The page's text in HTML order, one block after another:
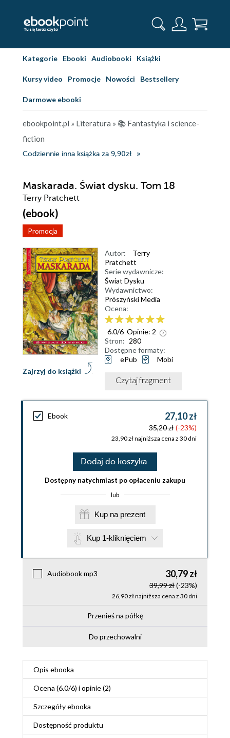
Kategorie Ebooki Audiobooki Książki
Kursy video Promocje Nowości Bestsellery
Darmowe ebooki
ebookpoint.pl » Literatura » 📚 Fantastyka i science-
fiction
Codziennie inna książka za 9,90zł
Maskarada. Świat dysku. Tom 18
Terry Pratchett
(ebook)
Promocja
Zajrzyj do książki
Autor:
Terry
Pratchett
Serie wydawnicze:
Świat Dysku
Wydawnictwo:
Prószyński Media
Ocena:
6.0/6 Opinie: 2
Stron: 280
Dostępne formaty:
ePub
Mobi
Czytaj fragment
Ebook 27,10 zł
35,20 zł(-23%)
23,90 zł najniższa cena z 30 dni
Dodaj do koszyka
Dostępny natychmiast po opłaceniu zakupu
lub
Kup na prezent
Kup 1-kliknięciem
Audiobook mp3 30,79 zł
39,99 zł(-23%)
26,90 zł najniższa cena z 30 dni
Przenieś na półkę
Do przechowalni
Opis ebooka
Ocena (6.0/6) i opinie (2)
Szczegółyebooka
Dostępność produktu